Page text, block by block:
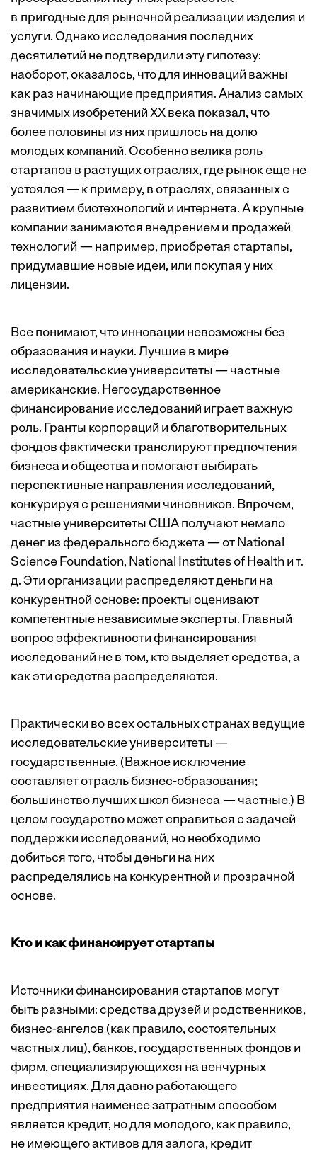
в пригодные для рыночной реализации изделия и
услуги. Однако исследования последних
десятилетий не подтвердили эту гипотезу:
наоборот, оказалось, что для инноваций важны
как раз начинающие предприятия. Анализ самых
значимых изобретений ХХ века показал, что
более половины из них пришлось на долю
молодых компаний. Особенно велика роль
стартапов в растущих отраслях, где рынок еще не
устоялся — к примеру, в отраслях, связанных с
развитием биотехнологий и интернета. А крупные
компании занимаются внедрением и продажей
технологий — например, приобретая стартапы,
придумавшие новые идеи, или покупая у них
лицензии.
Все понимают, что инновации невозможны без
образования и науки. Лучшие в мире
исследовательские университеты — частные
американские. Негосударственное
финансирование исследований играет важную
роль. Гранты корпораций и благотворительных
фондов фактически транслируют предпочтения
бизнеса и общества и помогают выбирать
перспективные направления исследований,
конкурируя с решениями чиновников. Впрочем,
частные университеты США получают немало
денег из федерального бюджета — от National
Science Foundation, National Institutes of Health и т.
д. Эти организации распределяют деньги на
конкурентной основе: проекты оценивают
компетентные независимые эксперты. Главный
вопрос эффективности финансирования
исследований не в том, кто выделяет средства, а
как эти средства распределяются.
Практически во всех остальных странах ведущие
исследовательские университеты —
государственные. (Важное исключение
составляет отрасль бизнес-образования;
большинство лучших школ бизнеса — частные.) В
целом государство может справиться с задачей
поддержки исследований, но необходимо
добиться того, чтобы деньги на них
распределялись на конкурентной и прозрачной
основе.
Кто и как финансирует стартапы
Источники финансирования стартапов могут
быть разными: средства друзей и родственников,
бизнес-ангелов (как правило, состоятельных
частных лиц), банков, государственных фондов и
фирм, специализирующихся на венчурных
инвестициях. Для давно работающего
предприятия наименее затратным способом
является кредит, но для молодого, как правило,
не имеющего активов для залога, кредит